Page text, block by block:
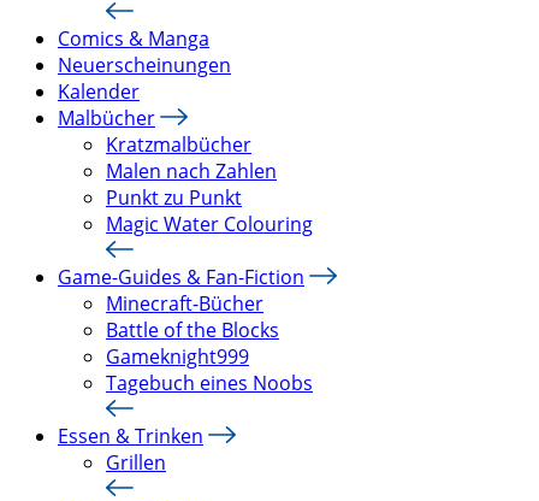
Comics & Manga
Neuerscheinungen
Kalender
Malbücher
Kratzmalbücher
Malen nach Zahlen
Punkt zu Punkt
Magic Water Colouring
Game-Guides & Fan-Fiction
Minecraft-Bücher
Battle of the Blocks
Gameknight999
Tagebuch eines Noobs
Essen & Trinken
Grillen